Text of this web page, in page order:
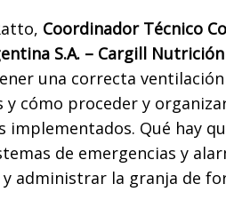
Coordinador Técnico
S.A. – Cargill
una correcta
cómo proceder y
implementados. Qué hay
de emergencias y
administrar la granja de